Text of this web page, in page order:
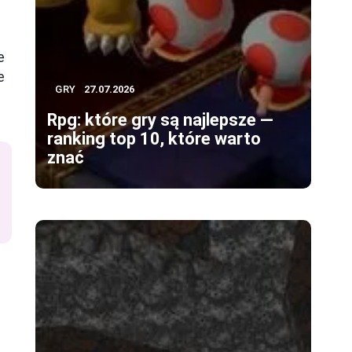
GRY 27.07.2026
Rpg: które gry są najlepsze —
ranking top 10, które warto
znać